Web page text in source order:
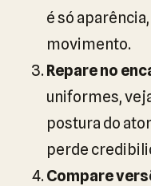
é só aparência,
movimento.
Repare no
uniformes,
postura do
perde
Compare